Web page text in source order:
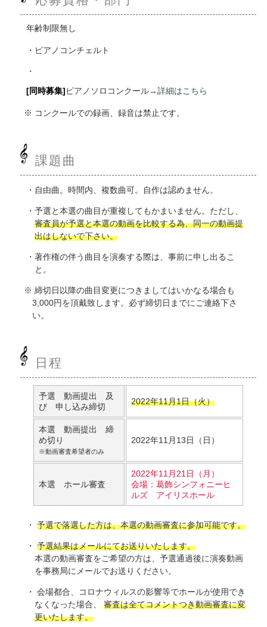
年齢制限無し
ピアノコンチェルト
[同時募集]ピアノソロコンクール→詳細はこちら
コンクールでの録画、録音は禁止です。
課題曲
自由曲。時間内、複数曲可。自作は認めません。
予選と本選の曲目が重複してもかまいません。ただし、
審査員が予選と本選の動画を比較する為、同一の動画提
出はしないで下さい。
著作権の伴う曲目を演奏する際は、事前に申し出るこ
と。
締切日以降の曲目変更につきましてはいかなる場合も
3,000円を頂戴致します。必ず締切日までにご連絡下さ
い。
日程
予選 動画提出 及
び 申し込み締切
2022年11月1日（火）
本選 動画提出 締
め切り
※動画審査希望者のみ
2022年11月13日（日）
本選 ホール審査
2022年11月21日（月）
会場：葛飾シンフォニーヒ
ルズ アイリスホール
予選で落選した方は、本選の動画審査に参加可能です。
予選結果はメールにてお送りいたします。
本選の動画審査をご希望の方は、予選通過後に演奏動画
を事務局にメールでお送りください。
会場都合、コロナウィルスの影響等でホールが使用でき
なくなった場合、審査は全てコメントつき動画審査に変
更いたします。